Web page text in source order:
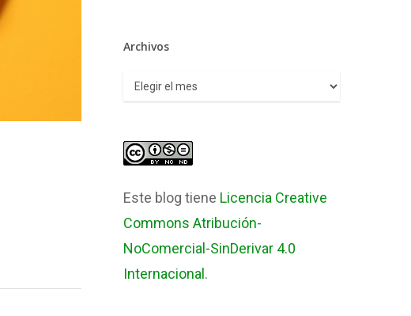
Archivos
Archivos
Este blog tiene Licencia Creative
Commons Atribución-
NoComercial-SinDerivar 4.0
Internacional .